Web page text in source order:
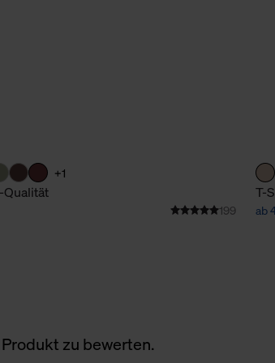
+1
Qualität
199
T-
ab
zu bewerten.